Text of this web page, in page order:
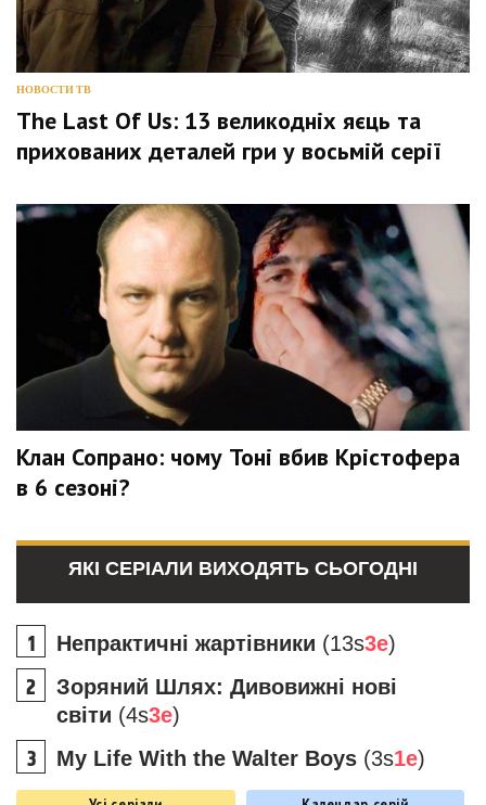
НОВОСТИ ТВ
The Last Of Us: 13 великодніх яєць та
прихованих деталей гри у восьмій серії
Клан Сопрано: чому Тоні вбив Крістофера
в 6 сезоні?
ЯКІ СЕРІАЛИ ВИХОДЯТЬ СЬОГОДНІ
Непрактичні жартівники (13s3e)
Зоряний Шлях: Дивовижні нові
світи (4s3e)
My Life With the Walter Boys (3s1e)